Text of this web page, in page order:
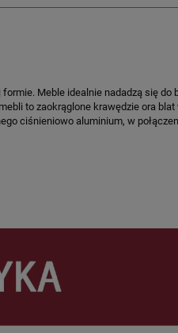
Meble idealnie nadadzą się do
to zaokrąglone krawędzie ora blat
ciśnieniowo aluminium, w